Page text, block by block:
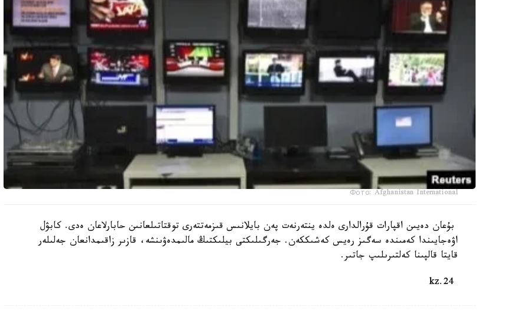
Фото: Afghanistan International
بۇعان دەيىن اقپارات قۇرالدارى ەلدە ينتەرنەت پەن بايلانىس قىزمەتتەرى توقتاتىلعانىن حابارلاعان ەدى. كابۋل
اۋەجايىندا كەمىندە سەگىز رەيس كەشىككەن. جەرگىلىكتى بيلىكتىڭ مالىمدەۋىنشە، قازىر زاقىمدانعان جەلىلەر
قايتا قالپىنا كەلتىرىلىپ جاتىر.